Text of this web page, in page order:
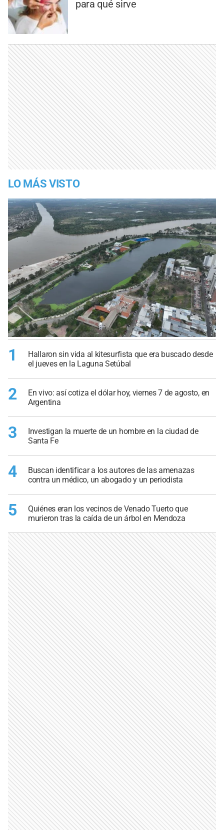
para qué sirve
LO MÁS VISTO
1
Hallaron sin vida al kitesurfista que era buscado desde
el jueves en la Laguna Setúbal
2
En vivo: así cotiza el dólar hoy, viernes 7 de agosto, en
Argentina
3
Investigan la muerte de un hombre en la ciudad de
Santa Fe
4
Buscan identificar a los autores de las amenazas
contra un médico, un abogado y un periodista
5
Quiénes eran los vecinos de Venado Tuerto que
murieron tras la caída de un árbol en Mendoza